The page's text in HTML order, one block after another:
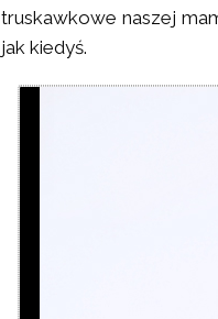
truskawkowe naszej
jak kiedyś.